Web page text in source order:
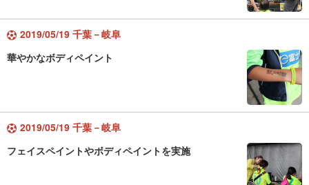
2019/05/19 千葉－岐阜
華やかなボディペイント
2019/05/19 千葉－岐阜
フェイスペイントやボディペイントを実施